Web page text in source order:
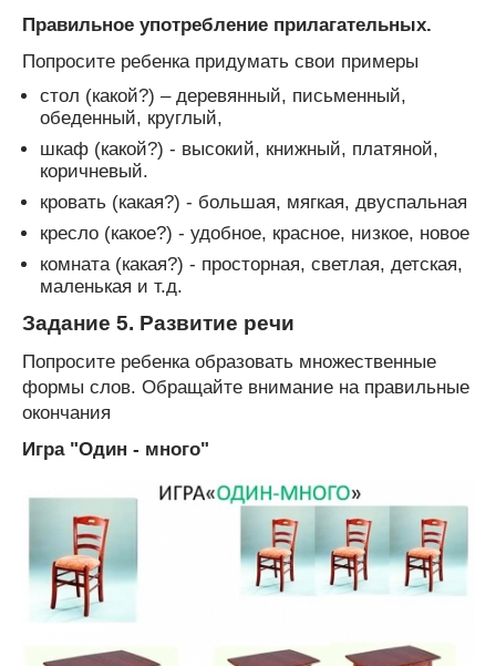
Правильное употребление прилагательных.
Попросите ребенка придумать свои примеры
стол (какой?) – деревянный, письменный,
обеденный, круглый,
шкаф (какой?) - высокий, книжный, платяной,
коричневый.
кровать (какая?) - большая, мягкая, двуспальная
кресло (какое?) - удобное, красное, низкое, новое
комната (какая?) - просторная, светлая, детская,
маленькая и т.д.
Задание 5. Развитие речи
Попросите ребенка образовать множественные
формы слов. Обращайте внимание на правильные
окончания
Игра "Один - много"